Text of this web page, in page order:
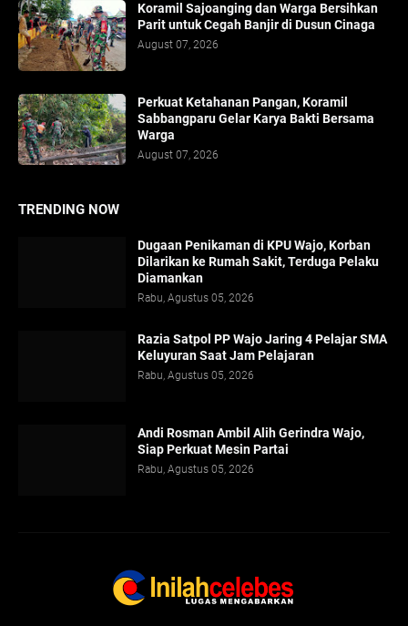
Koramil Sajoanging dan Warga Bersihkan
Parit untuk Cegah Banjir di Dusun Cinaga
August 07, 2026
Perkuat Ketahanan Pangan, Koramil
Sabbangparu Gelar Karya Bakti Bersama
Warga
August 07, 2026
TRENDING NOW
Dugaan Penikaman di KPU Wajo, Korban
Dilarikan ke Rumah Sakit, Terduga Pelaku
Diamankan
Rabu, Agustus 05, 2026
Razia Satpol PP Wajo Jaring 4 Pelajar SMA
Keluyuran Saat Jam Pelajaran
Rabu, Agustus 05, 2026
Andi Rosman Ambil Alih Gerindra Wajo,
Siap Perkuat Mesin Partai
Rabu, Agustus 05, 2026